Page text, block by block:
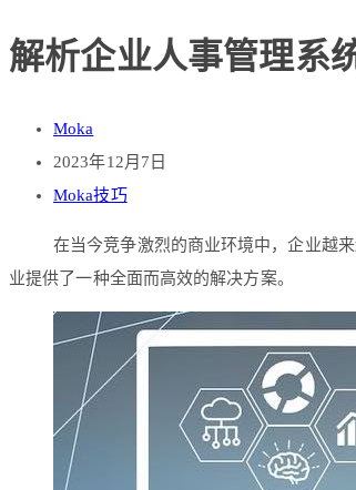
解析企业人事管理系
Moka
2023年12月7日
Moka技巧
在当今竞争激烈的商业环境中，企业越
业提供了一种全面而高效的解决方案。